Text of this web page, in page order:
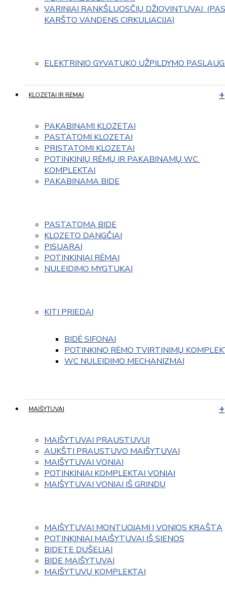
VARINIAI RANKŠLUOSČIŲ DŽIOVINTUVAI
KARŠTO VANDENS CIRKULIACIJA)
ELEKTRINIO GYVATUKO UŽPILDYMO
KLOZETAI IR RĖMAI
PAKABINAMI KLOZETAI
PASTATOMI KLOZETAI
PRISTATOMI KLOZETAI
POTINKINIŲ RĖMŲ IR PAKABINAMŲ WC
KOMPLEKTAI
PAKABINAMA BIDE
PASTATOMA BIDE
KLOZETO DANGČIAI
PISUARAI
POTINKINIAI RĖMAI
NULEIDIMO MYGTUKAI
KITI PRIEDAI
BIDĖ SIFONAI
POTINKINO RĖMO TVIRTINIMŲ
WC NULEIDIMO MECHANIZMAI
MAIŠYTUVAI
MAIŠYTUVAI PRAUSTUVUI
AUKŠTI PRAUSTUVO MAIŠYTUVAI
MAIŠYTUVAI VONIAI
POTINKINIAI KOMPLEKTAI VONIAI
MAIŠYTUVAI VONIAI IŠ GRINDŲ
MAIŠYTUVAI MONTUOJAMI Į VONIOS KRAŠTĄ
POTINKINIAI MAIŠYTUVAI IŠ SIENOS
BIDETE DUŠELIAI
BIDE MAIŠYTUVAI
MAIŠYTUVŲ KOMPLEKTAI